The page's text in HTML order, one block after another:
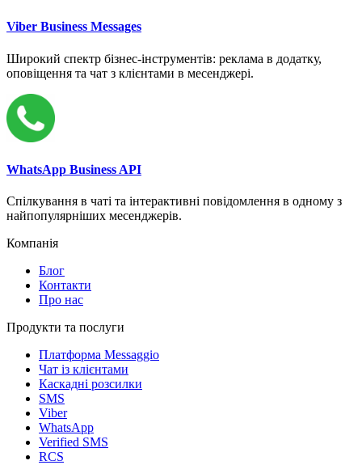
Viber Business Messages
Широкий спектр бізнес-інструментів: реклама в додатку,
оповіщення та чат з клієнтами в месенджері.
WhatsApp Business API
Спілкування в чаті та інтерактивні повідомлення в одному з
найпопулярніших месенджерів.
Компанія
Блог
Контакти
Про нас
Продукти та послуги
Платформа Messaggio
Чат із клієнтами
Каскадні розсилки
SMS
Viber
WhatsApp
Verified SMS
RCS